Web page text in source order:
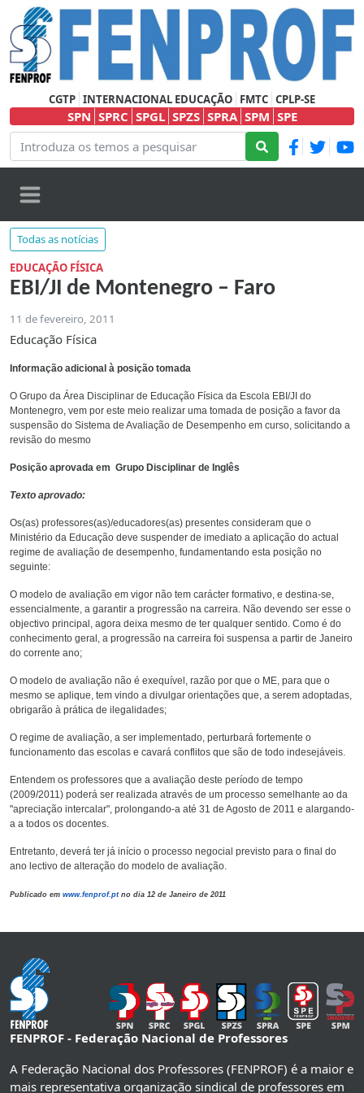
CGTP INTERNACIONAL EDUCAÇÃO FMTC CPLP-SE
SPN SPRC SPGL SPZS SPRA SPM SPE
Todas as notícias
EDUCAÇÃO FÍSICA
EBI/JI de Montenegro – Faro
11 de fevereiro, 2011
Educação Física
Informação adicional à posição tomada
O Grupo da Área Disciplinar de Educação Física da Escola EBI/JI do
Montenegro, vem por este meio realizar uma tomada de posição a favor da
suspensão do Sistema de Avaliação de Desempenho em curso, solicitando a
revisão do mesmo
Posição aprovada em Grupo Disciplinar de Inglês
Texto aprovado:
Os(as) professores(as)/educadores(as) presentes consideram que o
Ministério da Educação deve suspender de imediato a aplicação do actual
regime de avaliação de desempenho, fundamentando esta posição no
seguinte:
O modelo de avaliação em vigor não tem carácter formativo, e destina-se,
essencialmente, a garantir a progressão na carreira. Não devendo ser esse o
objectivo principal, agora deixa mesmo de ter qualquer sentido. Como é do
conhecimento geral, a progressão na carreira foi suspensa a partir de Janeiro
do corrente ano;
O modelo de avaliação não é exequível, razão por que o ME, para que o
mesmo se aplique, tem vindo a divulgar orientações que, a serem adoptadas,
obrigarão à prática de ilegalidades;
O regime de avaliação, a ser implementado, perturbará fortemente o
funcionamento das escolas e cavará conflitos que são de todo indesejáveis.
Entendem os professores que a avaliação deste período de tempo
(2009/2011) poderá ser realizada através de um processo semelhante ao da
"apreciação intercalar", prolongando-a até 31 de Agosto de 2011 e alargando-
a a todos os docentes.
Entretanto, deverá ter já início o processo negocial previsto para o final do
ano lectivo de alteração do modelo de avaliação.
Publicado em www.fenprof.ptno dia 12 de Janeiro de 2011
FENPROF - Federação Nacional de Professores
A Federação Nacional dos Professores (FENPROF) é a maior e
mais representativa organização sindical de professores em